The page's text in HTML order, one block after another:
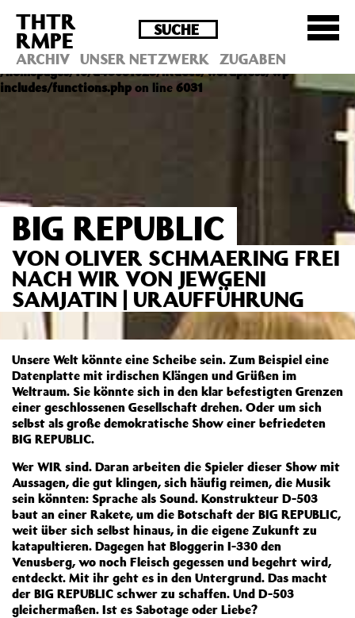
Deprecated : Die Funktion post_permalink ist seit
Version 4.4.0 veraltet! Verwende stattdessen
get_permalink(). in
/homepages/10/d43051023/htdocs/wordpress/wp-
includes/functions.php on line 6031
THTR
RMPE
ARCHIV UNSER NETZWERK ZUGABEN
BIG REPUBLIC
VON OLIVER SCHMAERING FREI
NACH WIR VON JEWGENI
SAMJATIN | URAUFFÜHRUNG
Unsere Welt könnte eine Scheibe sein. Zum Beispiel eine
Datenplatte mit irdischen Klängen und Grüßen im
Weltraum. Sie könnte sich in den klar befestigten Grenzen
einer geschlossenen Gesellschaft drehen. Oder um sich
selbst als große demokratische Show einer befriedeten
BIG REPUBLIC.
Wer WIR sind. Daran arbeiten die Spieler dieser Show mit
Aussagen, die gut klingen, sich häufig reimen, die Musik
sein könnten: Sprache als Sound. Konstrukteur D-503
baut an einer Rakete, um die Botschaft der BIG REPUBLIC,
weit über sich selbst hinaus, in die eigene Zukunft zu
katapultieren. Dagegen hat Bloggerin I-330 den
Venusberg, wo noch Fleisch gegessen und begehrt wird,
entdeckt. Mit ihr geht es in den Untergrund. Das macht
der BIG REPUBLIC schwer zu schaffen. Und D-503
gleichermaßen. Ist es Sabotage oder Liebe?